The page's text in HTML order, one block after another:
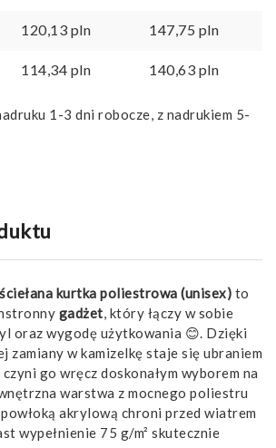
120,13 pln 147,75 pln
114,34 pln 140,63 pln
1-3 dni robocze, z nadrukiem 5-
kurtka poliestrowa (unisex) to
gadżet, który łączy w sobie
oraz wygodę użytkowania 😊. Dzięki
zamiany w kamizelkę staje się ubraniem
czyni go wręcz doskonałym wyborem na
warstwa z mocnego poliestru
akrylową chroni przed wiatrem
wypełnienie 75 g/m² skutecznie